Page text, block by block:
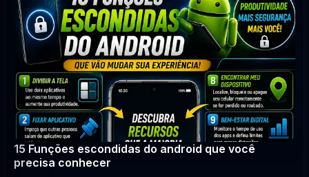
15 Funções escondidas do android que você
precisa conhecer